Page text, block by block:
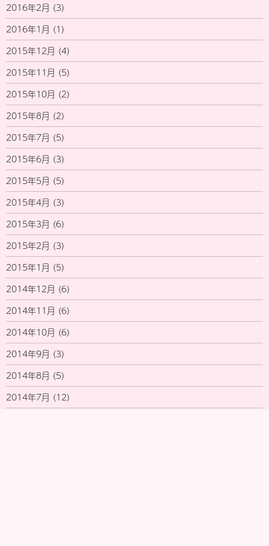
2016年2月 (3)
2016年1月 (1)
2015年12月 (4)
2015年11月 (5)
2015年10月 (2)
2015年8月 (2)
2015年7月 (5)
2015年6月 (3)
2015年5月 (5)
2015年4月 (3)
2015年3月 (6)
2015年2月 (3)
2015年1月 (5)
2014年12月 (6)
2014年11月 (6)
2014年10月 (6)
2014年9月 (3)
2014年8月 (5)
2014年7月 (12)